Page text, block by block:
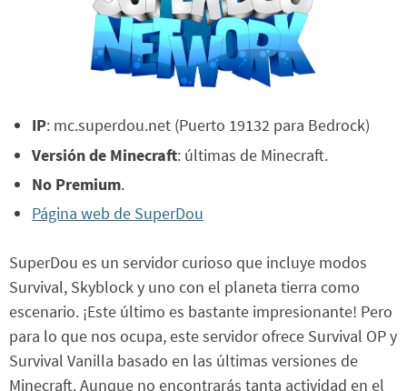
IP: mc.superdou.net (Puerto 19132 para Bedrock)
Versión de Minecraft: últimas de Minecraft.
No Premium.
Página web de SuperDou
SuperDou es un servidor curioso que incluye modos
Survival, Skyblock y uno con el planeta tierra como
escenario. ¡Este último es bastante impresionante! Pero
para lo que nos ocupa, este servidor ofrece Survival OP y
Survival Vanilla basado en las últimas versiones de
Minecraft. Aunque no encontrarás tanta actividad en el